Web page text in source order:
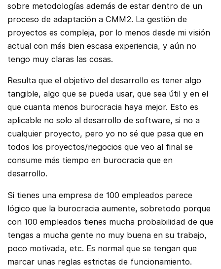
sobre metodologías además de estar dentro de un
proceso de adaptación a CMM2. La gestión de
proyectos es compleja, por lo menos desde mi visión
actual con más bien escasa experiencia, y aún no
tengo muy claras las cosas.
Resulta que el objetivo del desarrollo es tener algo
tangible, algo que se pueda usar, que sea útil y en el
que cuanta menos burocracia haya mejor. Esto es
aplicable no solo al desarrollo de software, si no a
cualquier proyecto, pero yo no sé que pasa que en
todos los proyectos/negocios que veo al final se
consume más tiempo en burocracia que en
desarrollo.
Si tienes una empresa de 100 empleados parece
lógico que la burocracia aumente, sobretodo porque
con 100 empleados tienes mucha probabilidad de que
tengas a mucha gente no muy buena en su trabajo,
poco motivada, etc. Es normal que se tengan que
marcar unas reglas estrictas de funcionamiento.